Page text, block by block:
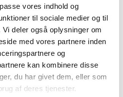
vores indhold og
til sociale medier og til
deler også oplysninger om
med vores partnere inden
og
kan kombinere disse
du har givet dem, eller som
af deres tjenester.
priser*
ernæringsprodukter.
af kendte
stort udvalg af kendte
og andre spændende
altid til fast lav pris.